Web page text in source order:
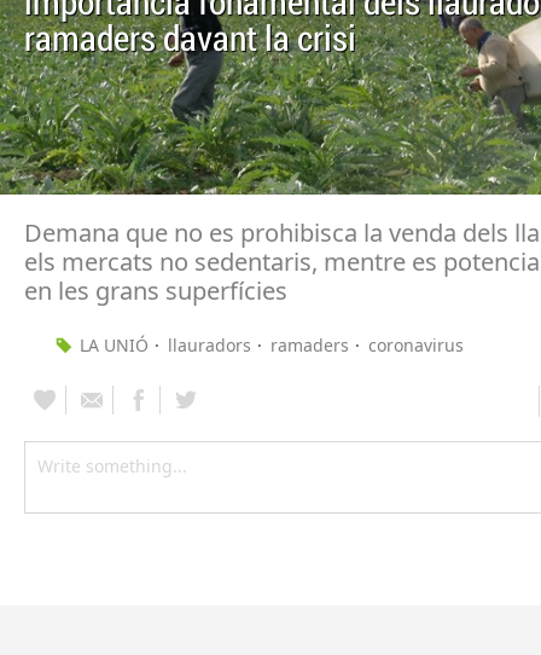
ramaders davant la crisi
Demana que no es prohibisca la venda dels
els mercats no sedentaris, mentre es
en les grans superfícies
LA UNIÓ llauradors ramaders coronavirus